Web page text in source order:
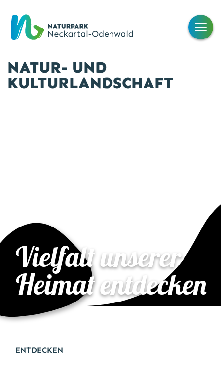
NATUR- UND
KULTURLANDSCHAFT
Vielfalt unserer
Heimat entdecken
ENTDECKEN